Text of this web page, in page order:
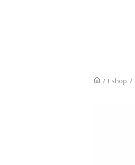
/ Eshop /